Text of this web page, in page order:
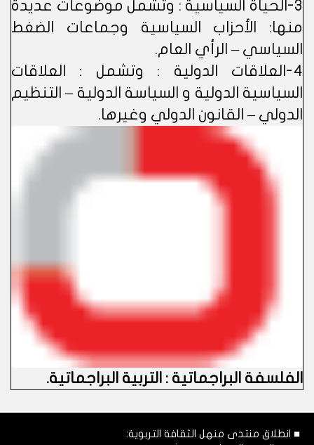
3-الحياة السياسية : وتشمل موضوعات عديدة
منها: الأحزاب السياسية وجماعات الضغط
السياسي – الرأي العام.
4-العلاقات الدولية : وتشمل : العلاقات
السياسية الدولية و السياسة الدولية – التنظيم
الدولي – القانون الدولي وغيرها.
الفلسفة البراجماتية : التربية البراجماتية.
■ انطلاق منتدى منهل الثقافة التربوية: